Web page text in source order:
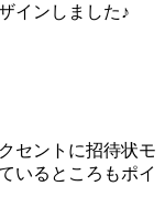
インしました♪
セントに招待状モ
いるところもポイ